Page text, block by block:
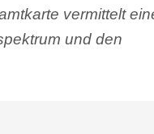
vermittelt
und den